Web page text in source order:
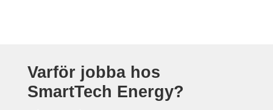
Varför jobba hos
SmartTech Energy?